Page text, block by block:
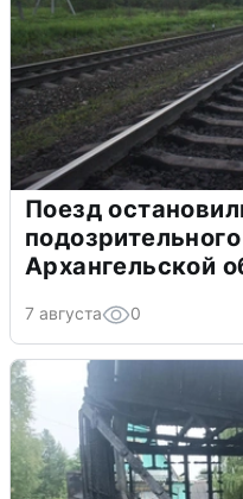
Поезд
Архангельской
7 августа 0